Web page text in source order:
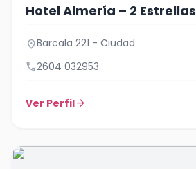
Hotel Almería – 2 Estrellas
location_onBarcala 221 - Ciudad
call2604 032953
Ver Perfilarrow_forward